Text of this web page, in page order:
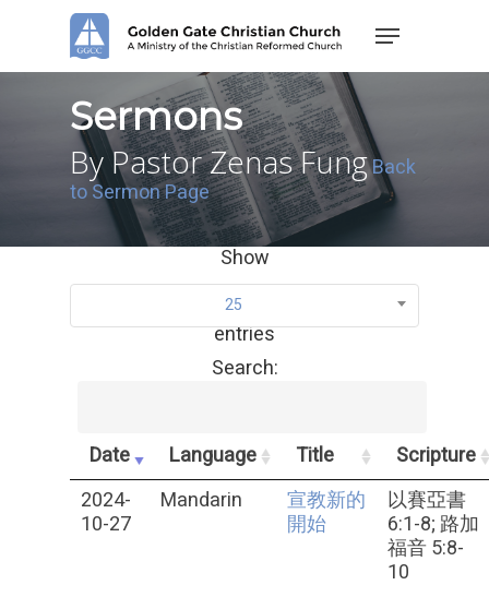
Menu
Sermons
By Pastor Zenas FungBack
to Sermon Page
Show
25
entries
Search:
Date Language Title
Scripture
2024-
10-27
Mandarin
宣教新的
開始
以賽亞書
6:1-8; 路加
福音 5:8-
10